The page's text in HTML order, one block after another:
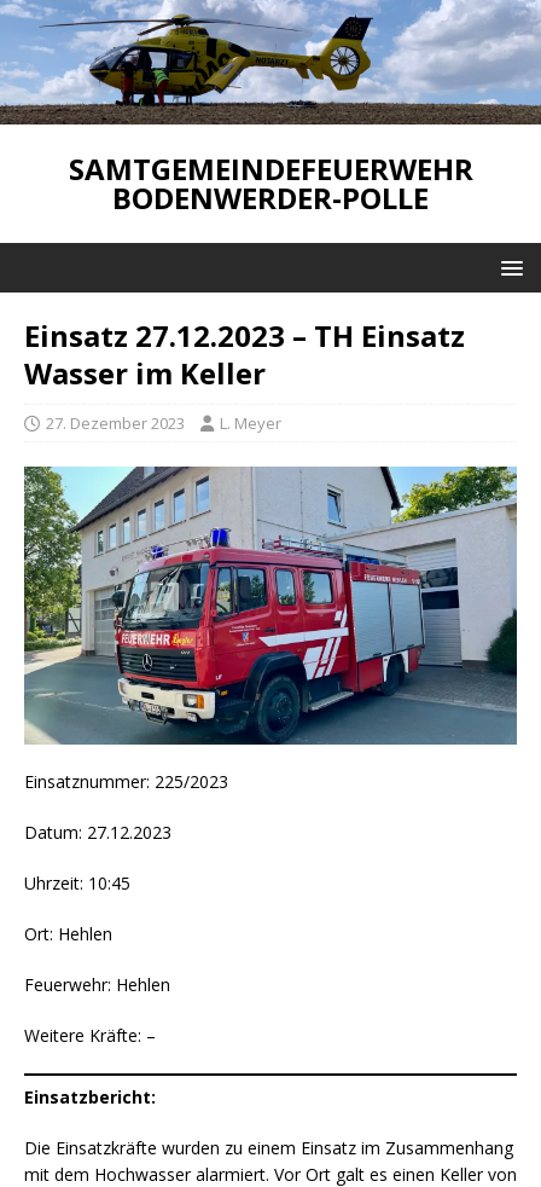
SAMTGEMEINDEFEUERWEHR
BODENWERDER-POLLE
Einsatz 27.12.2023 – TH Einsatz
Wasser im Keller
27. Dezember 2023 L. Meyer
Einsatznummer: 225/2023
Datum: 27.12.2023
Uhrzeit: 10:45
Ort: Hehlen
Feuerwehr: Hehlen
Weitere Kräfte: –
Einsatzbericht:
Die Einsatzkräfte wurden zu einem Einsatz im Zusammenhang
mit dem Hochwasser alarmiert. Vor Ort galt es einen Keller von